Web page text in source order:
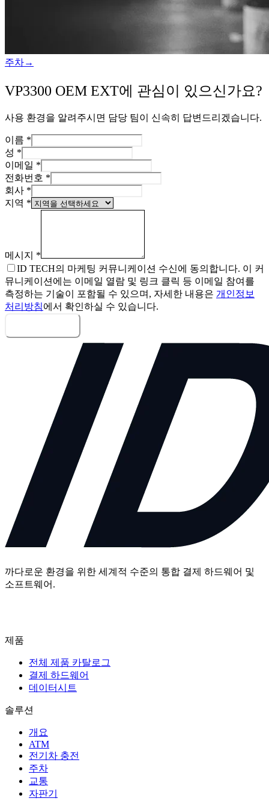
주차→
VP3300 OEM EXT에 관심이 있으신가요?
사용 환경을 알려주시면 담당 팀이 신속히 답변드리겠습니다.
이름 *
성 *
이메일 *
전화번호 *
회사 *
지역 *
메시지
*
ID TECH의 마케팅 커뮤니케이션 수신에 동의합니다. 이 커
뮤니케이션에는 이메일 열람 및 링크 클릭 등 이메일 참여를
측정하는 기술이 포함될 수 있으며, 자세한 내용은 개인정보
처리방침에서 확인하실 수 있습니다.
까다로운 환경을 위한 세계적 수준의 통합 결제 하드웨어 및
소프트웨어.
제품
전체 제품 카탈로그
결제 하드웨어
데이터시트
솔루션
개요
ATM
전기차 충전
주차
교통
자판기